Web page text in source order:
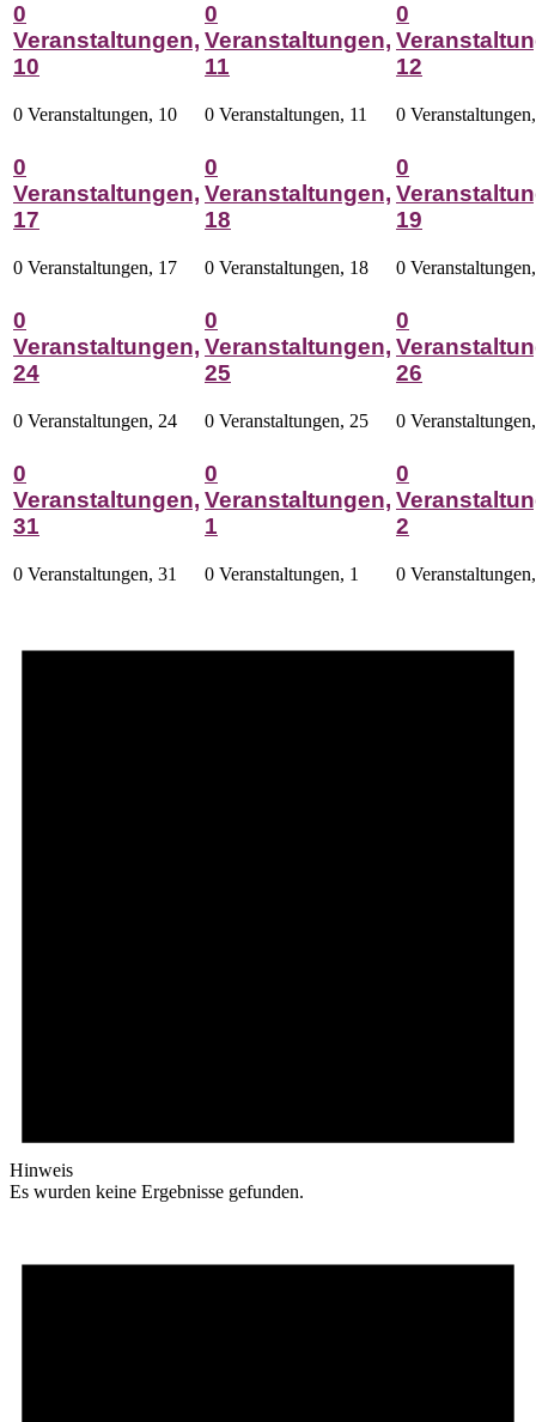
0
Veranstaltungen,
10
0 Veranstaltungen, 10
0
Veranstaltungen,
11
0 Veranstaltungen, 11
0
12
0
0
Veranstaltungen,
17
0 Veranstaltungen, 17
0
Veranstaltungen,
18
0 Veranstaltungen, 18
0
19
0
0
Veranstaltungen,
24
0 Veranstaltungen, 24
0
Veranstaltungen,
25
0 Veranstaltungen, 25
0
26
0
0
Veranstaltungen,
31
0 Veranstaltungen, 31
0
Veranstaltungen,
1
0 Veranstaltungen, 1
0
2
0
Hinweis
Es wurden keine Ergebnisse gefunden.